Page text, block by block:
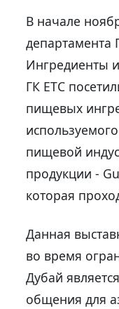
В начале
Ингредиенты
ГК ЕТС
пищевых
пищевой
продукции -
которая
Данная
во время
Дубай
общения для